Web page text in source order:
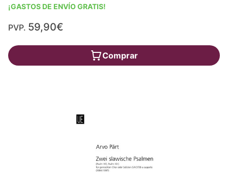
¡GASTOS DE ENVÍO GRATIS!
PVP. 59,90€
Comprar